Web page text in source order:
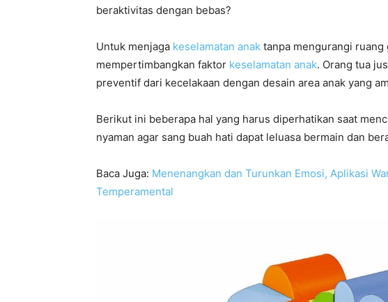
beraktivitas dengan bebas?
Untuk menjaga keselamatan anak tanpa mengurangi ruang
mempertimbangkan faktor keselamatan anak. Orang tua
preventif dari kecelakaan dengan desain area anak yang
Berikut ini beberapa hal yang harus diperhatikan saat
nyaman agar sang buah hati dapat leluasa bermain dan
Baca Juga: Menenangkan dan Turunkan Emosi, Aplikasi
Temperamental